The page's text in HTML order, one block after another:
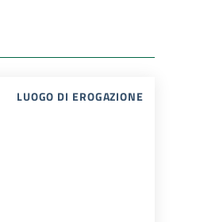
LUOGO DI EROGAZIONE